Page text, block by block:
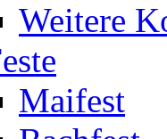
Weitere
Maifest